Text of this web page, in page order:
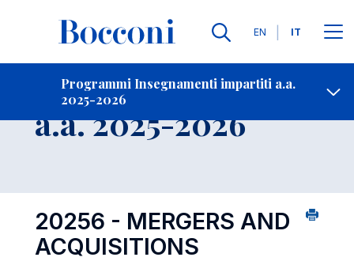
Lingue
EN IT
Programmi Insegnamenti impartiti a.a.
2025-2026
Contatti
Insegnamento
a.a. 2025-2026
20256 - MERGERS AND
ACQUISITIONS